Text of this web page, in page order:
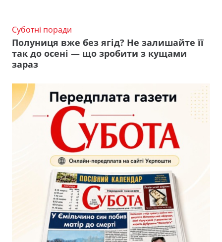
Суботні поради
Полуниця вже без ягід? Не залишайте її
так до осені — що зробити з кущами
зараз